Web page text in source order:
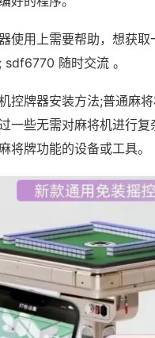
使用上需要帮助，想获取
sdf6770 随时交流 。
控牌器安装方法;普通麻
一些无需对麻将机进行复
将牌功能的设备或工具。